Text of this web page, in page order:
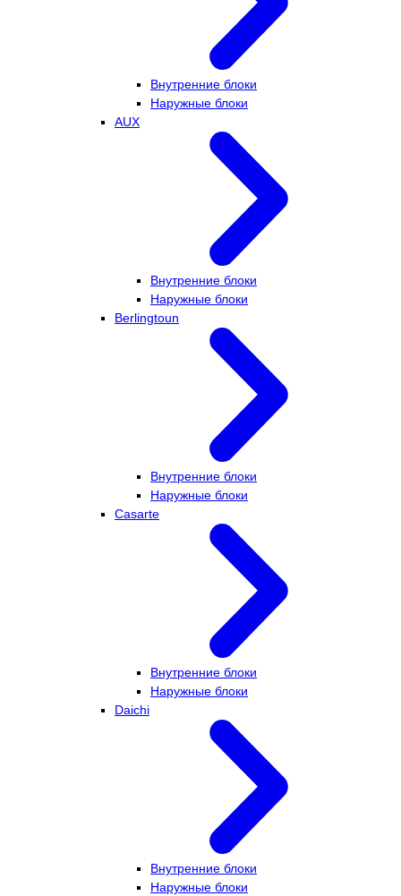
Внутренние блоки
Наружные блоки
AUX
Внутренние блоки
Наружные блоки
Berlingtoun
Внутренние блоки
Наружные блоки
Casarte
Внутренние блоки
Наружные блоки
Daichi
Внутренние блоки
Наружные блоки